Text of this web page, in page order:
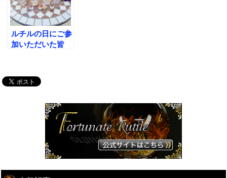
質はこれです!
ルチルの日にご参
加いただいた皆